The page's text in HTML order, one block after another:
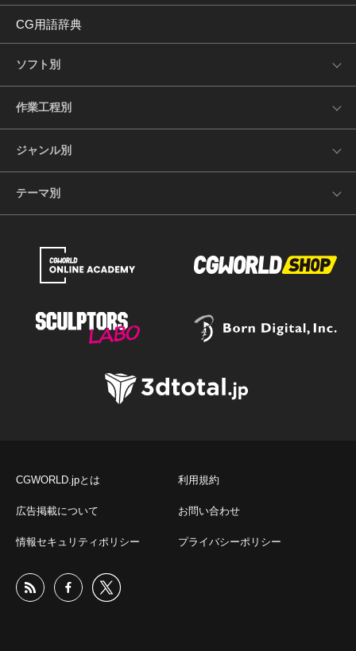
CG用語辞典
ソフト別
作業工程別
ジャンル別
テーマ別
CGWORLD.jpとは 利用規約
広告掲載について お問い合わせ
情報セキュリティポリシー プライバシーポリシー